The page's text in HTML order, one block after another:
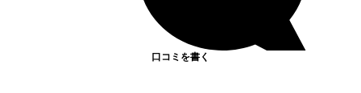
口コミを書く